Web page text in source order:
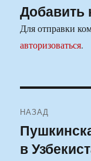
Добавить
Для отправки
авторизоваться.
по
записям
НАЗАД
Предыдущая
запись:
в